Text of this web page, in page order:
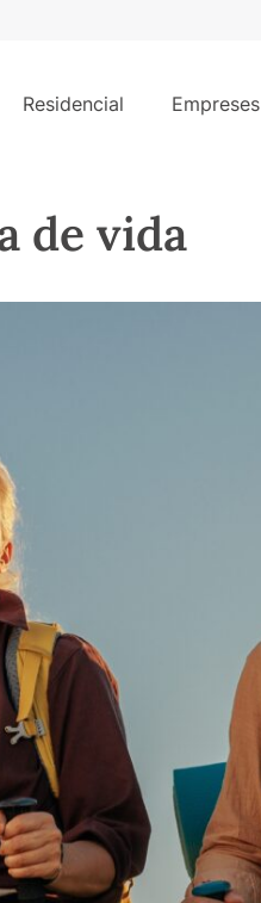
Residencial Empreses
de vida